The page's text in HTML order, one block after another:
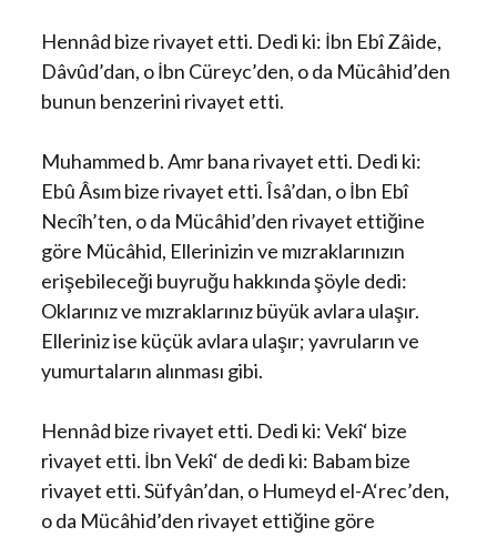
Hennâd bize rivayet etti. Dedi ki: İbn Ebî Zâide,
Dâvûd’dan, o İbn Cüreyc’den, o da Mücâhid’den
bunun benzerini rivayet etti.
Muhammed b. Amr bana rivayet etti. Dedi ki:
Ebû Âsım bize rivayet etti. Îsâ’dan, o İbn Ebî
Necîh’ten, o da Mücâhid’den rivayet ettiğine
göre Mücâhid, Ellerinizin ve mızraklarınızın
erişebileceği buyruğu hakkında şöyle dedi:
Oklarınız ve mızraklarınız büyük avlara ulaşır.
Elleriniz ise küçük avlara ulaşır; yavruların ve
yumurtaların alınması gibi.
Hennâd bize rivayet etti. Dedi ki: Vekî‘ bize
rivayet etti. İbn Vekî‘ de dedi ki: Babam bize
rivayet etti. Süfyân’dan, o Humeyd el-A‘rec’den,
o da Mücâhid’den rivayet ettiğine göre